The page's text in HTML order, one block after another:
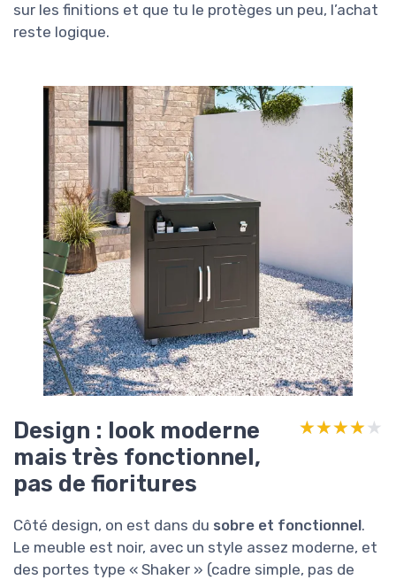
sur les finitions et que tu le protèges un peu, l’achat
reste logique.
Design : look moderne
mais très fonctionnel,
pas de fioritures
★★★★★
★★★★★
Côté design, on est dans du sobre et fonctionnel.
Le meuble est noir, avec un style assez moderne, et
des portes type « Shaker » (cadre simple, pas de